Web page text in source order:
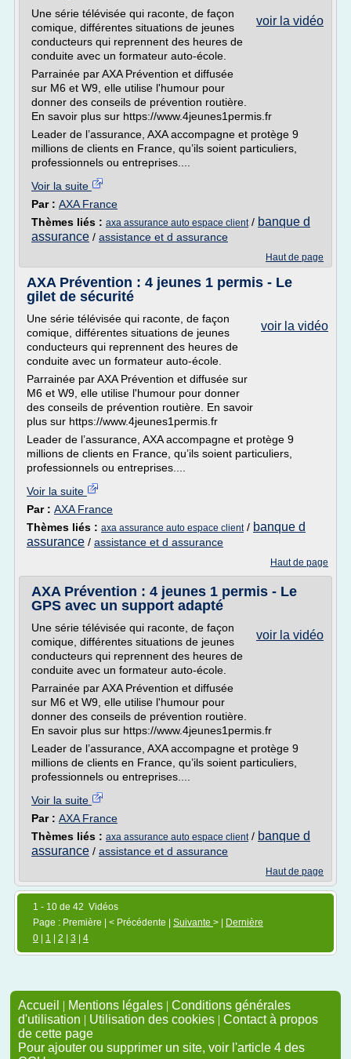
voir la vidéo
Une série télévisée qui raconte, de façon
comique, différentes situations de jeunes
conducteurs qui reprennent des heures de
conduite avec un formateur auto-école.
Parrainée par AXA Prévention et diffusée
sur M6 et W9, elle utilise l'humour pour
donner des conseils de prévention routière.
En savoir plus sur https://www.4jeunes1permis.fr
Leader de l’assurance, AXA accompagne et protège 9
millions de clients en France, qu’ils soient particuliers,
professionnels ou entreprises....
Voir la suite
Par : AXA France
Thèmes liés : axa assurance auto espace client/ banque d
assurance / assistance et d assurance
Haut de page
AXA Prévention : 4 jeunes 1 permis - Le
gilet de sécurité
voir la vidéo
Une série télévisée qui raconte, de façon
comique, différentes situations de jeunes
conducteurs qui reprennent des heures de
conduite avec un formateur auto-école.
Parrainée par AXA Prévention et diffusée sur
M6 et W9, elle utilise l'humour pour donner
des conseils de prévention routière. En savoir
plus sur https://www.4jeunes1permis.fr
Leader de l’assurance, AXA accompagne et protège 9
millions de clients en France, qu’ils soient particuliers,
professionnels ou entreprises....
Voir la suite
Par : AXA France
Thèmes liés : axa assurance auto espace client/ banque d
assurance / assistance et d assurance
Haut de page
AXA Prévention : 4 jeunes 1 permis - Le
GPS avec un support adapté
voir la vidéo
Une série télévisée qui raconte, de façon
comique, différentes situations de jeunes
conducteurs qui reprennent des heures de
conduite avec un formateur auto-école.
Parrainée par AXA Prévention et diffusée
sur M6 et W9, elle utilise l'humour pour
donner des conseils de prévention routière.
En savoir plus sur https://www.4jeunes1permis.fr
Leader de l’assurance, AXA accompagne et protège 9
millions de clients en France, qu’ils soient particuliers,
professionnels ou entreprises....
Voir la suite
Par : AXA France
Thèmes liés : axa assurance auto espace client/ banque d
assurance / assistance et d assurance
Haut de page
1 - 10 de 42 Vidéos
Page : Première | < Précédente | Suivante > |
Dernière
0
1 2 3 4
Accueil | Mentions légales | Conditions générales
d'utilisation | Utilisation des cookies | Contact à propos
de cette page
Pour ajouter ou supprimer un site, voir l'article 4 des